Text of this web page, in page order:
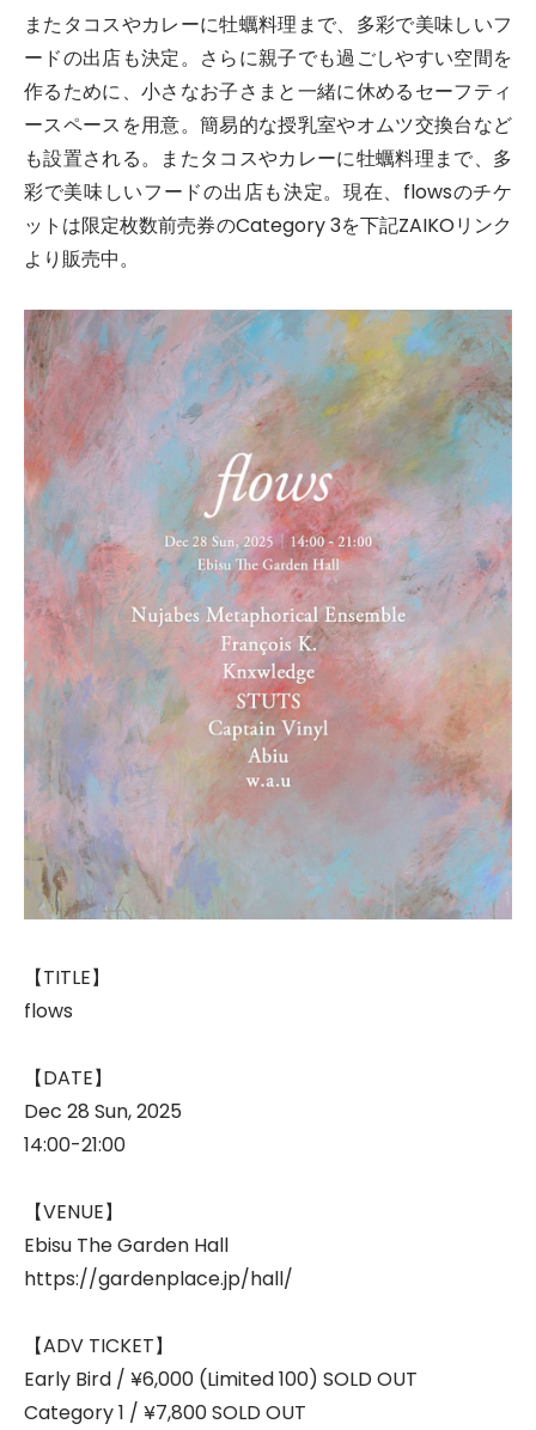
またタコスやカレーに牡蠣料理まで、多彩で美味しいフ
ードの出店も決定。 さらに親子でも過ごしやすい空間を
作るために、小さなお子さまと一緒に休めるセーフティ
ースペースを用意。簡易的な授乳室やオムツ交換台など
も設置される。
またタコスやカレーに牡蠣料理まで、多
彩で美味しいフードの出店も決定。 現在、flowsのチケ
ットは限定枚数前売券のCategory 3を下記ZAIKOリンク
より販売中。
【TITLE】
flows
【DATE】
Dec 28 Sun, 2025
14:00-21:00
【VENUE】
Ebisu The Garden Hall
https://gardenplace.jp/hall/
【ADV TICKET】
Early Bird / ¥6,000 (Limited 100) SOLD OUT
Category 1 / ¥7,800 SOLD OUT